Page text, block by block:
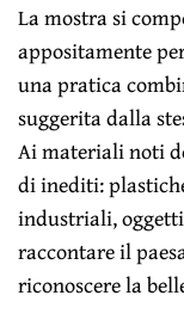
La mostra si
appositamente
una pratica
suggerita dalla
Ai materiali noti
di inediti:
industriali,
raccontare il
riconoscere la